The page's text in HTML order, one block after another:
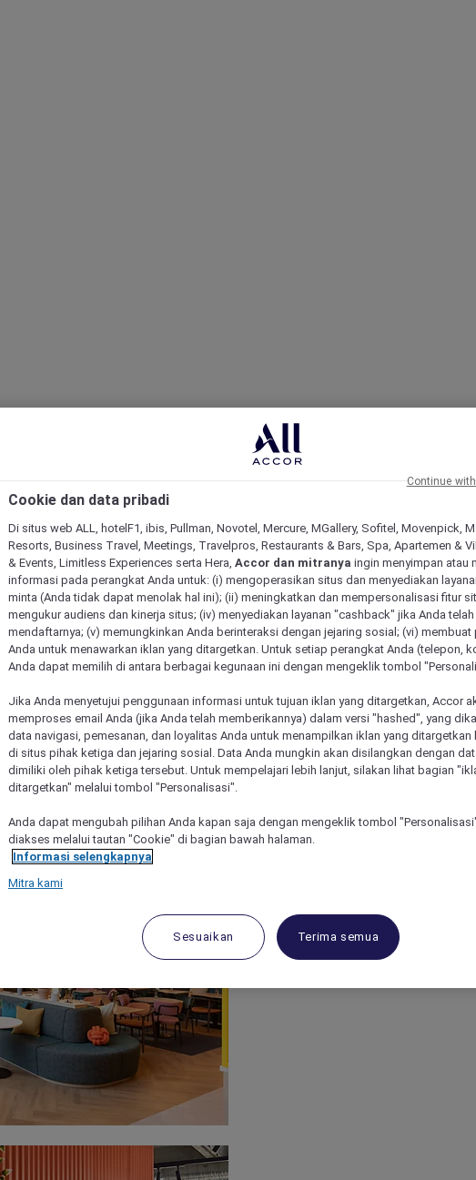
Cookie dan data pribadi
Di situs web ALL, hotelF1, ibis, Pullman, Novotel, Mercure, MGallery, Sofitel, Movenpick,
Resorts, Business Travel, Meetings, Travelpros, Restaurants & Bars, Spa, Apartemen &
& Events, Limitless Experiences serta Hera, Accor dan mitranya ingin menyimpan atau
informasi pada perangkat Anda untuk: (i) mengoperasikan situs dan menyediakan
minta (Anda tidak dapat menolak hal ini); (ii) meningkatkan dan mempersonalisasi fitur
mengukur audiens dan kinerja situs; (iv) menyediakan layanan "cashback" jika Anda telah
mendaftarnya; (v) memungkinkan Anda berinteraksi dengan jejaring sosial; (vi) membuat
Anda untuk menawarkan iklan yang ditargetkan. Untuk setiap perangkat Anda (telepon,
Anda dapat memilih di antara berbagai kegunaan ini dengan mengeklik tombol
Jika Anda menyetujui penggunaan informasi untuk tujuan iklan yang ditargetkan, Accor
memproses email Anda (jika Anda telah memberikannya) dalam versi "hashed", yang
data navigasi, pemesanan, dan loyalitas Anda untuk menampilkan iklan yang ditargetkan
di situs pihak ketiga dan jejaring sosial. Data Anda mungkin akan disilangkan dengan
dimiliki oleh pihak ketiga tersebut. Untuk mempelajari lebih lanjut, silakan lihat bagian
ditargetkan" melalui tombol "Personalisasi".
Anda dapat mengubah pilihan Anda kapan saja dengan mengeklik tombol
diakses melalui tautan "Cookie" di bagian bawah halaman.
Informasi selengkapnya
Mitra kami
Sesuaikan Terima semua
Continue